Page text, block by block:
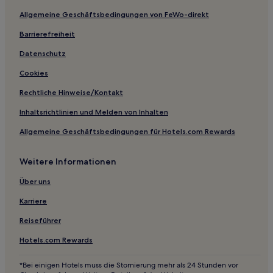
Hotels nahe Haltestelle Sparta
Hotels nahe Straßenbahnhaltestelle Kubánské náměstí
Hotels nahe Haltestelle Nákladové Nádraží Žižkov
Hotels nahe Straßenbahnhaltestelle Hlavní nádraží
Hotels nahe Haltestelle Výstaviště Holešovice
Hotels nahe Haltestelle Palackého náměstí
Ferienwohnungen in Letná-Park
Aparthotels in Prag 1
Gasthäuser in Prag 1
Ferienwohnungen in Prag 1
Aparthotels in Prag 2
Hostels in Prag
Pensionen in Prag
Allgemeine Geschäftsbedingungen von FeWo-direkt
Barrierefreiheit
Datenschutz
Cookies
Rechtliche Hinweise/Kontakt
Inhaltsrichtlinien und Melden von Inhalten
Allgemeine Geschäftsbedingungen für Hotels.com Rewards
Weitere Informationen
Über uns
Karriere
Reiseführer
Hotels.com Rewards
*Bei einigen Hotels muss die Stornierung mehr als 24 Stunden vor